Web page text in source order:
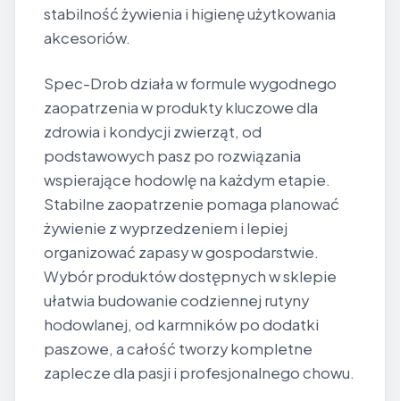
stabilność żywienia i higienę użytkowania
akcesoriów.
Spec-Drob działa w formule wygodnego
zaopatrzenia w produkty kluczowe dla
zdrowia i kondycji zwierząt, od
podstawowych pasz po rozwiązania
wspierające hodowlę na każdym etapie.
Stabilne zaopatrzenie pomaga planować
żywienie z wyprzedzeniem i lepiej
organizować zapasy w gospodarstwie.
Wybór produktów dostępnych w sklepie
ułatwia budowanie codziennej rutyny
hodowlanej, od karmników po dodatki
paszowe, a całość tworzy kompletne
zaplecze dla pasji i profesjonalnego chowu.